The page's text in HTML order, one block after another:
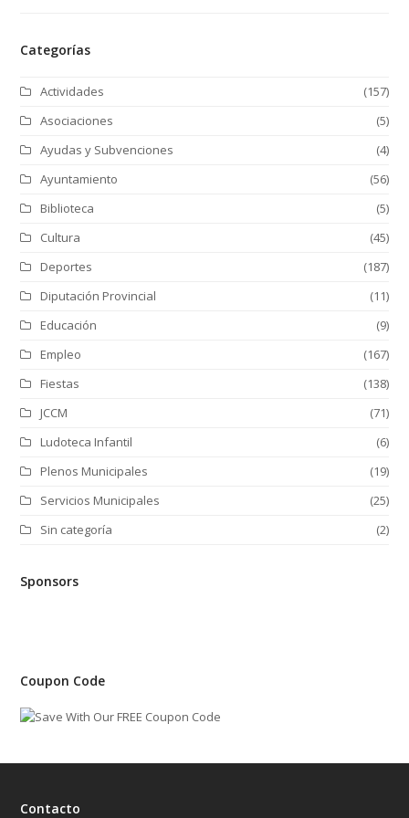
Categorías
Actividades
(157)
Asociaciones
(5)
Ayudas y Subvenciones
(4)
Ayuntamiento
(56)
Biblioteca
(5)
Cultura
(45)
Deportes
(187)
Diputación Provincial
(11)
Educación
(9)
Empleo
(167)
Fiestas
(138)
JCCM
(71)
Ludoteca Infantil
(6)
Plenos Municipales
(19)
Servicios Municipales
(25)
Sin categoría
(2)
Sponsors
Coupon Code
Contacto